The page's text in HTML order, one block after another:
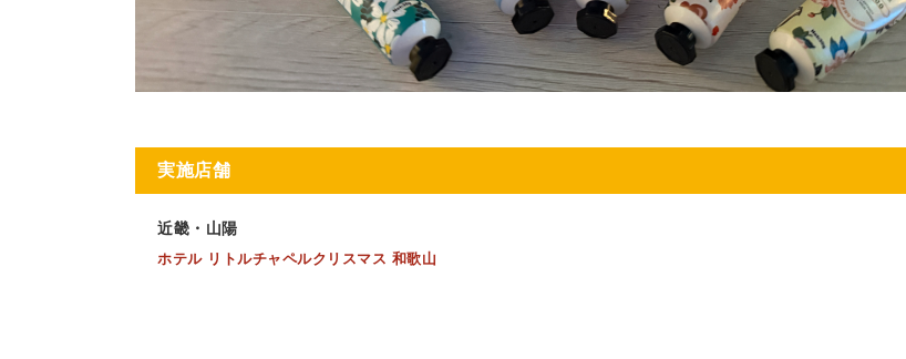
実施店舗
近畿・山陽
ホテル リトルチャペルクリスマス 和歌山